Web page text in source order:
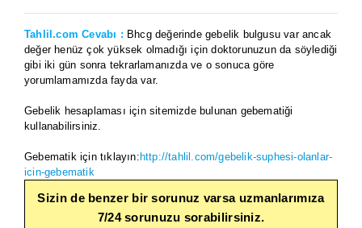
Tahlil.com Cevabı : Bhcg değerinde gebelik bulgusu var ancak
değer henüz çok yüksek olmadığı için doktorunuzun da söylediği
gibi iki gün sonra tekrarlamanızda ve o sonuca göre
yorumlamamızda fayda var.
Gebelik hesaplaması için sitemizde bulunan gebematiği
kullanabilirsiniz.
Gebematik için tıklayın:http://tahlil.com/gebelik-suphesi-olanlar-
icin-gebematik
Sizin de benzer bir sorunuz varsa uzmanlarımıza
7/24 sorunuzu sorabilirsiniz.